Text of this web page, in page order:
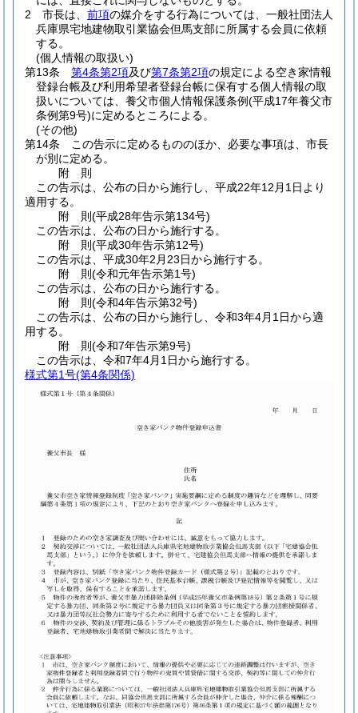
2
市長は、 前項の媒介をする行為については、一般社団法人
兵庫県宅地建物取引業協会但馬支部に所属する会員に依頼
する。
(個人情報の取扱い)
第13条
第4条第2項及び第7条第2項の規定による空き家情報
登録台帳及び利用希望者登録台帳に保有する個人情報の取
扱いについては、養父市個人情報保護条例(平成17年養父市
条例第9号)に定めるところによる。
(その他)
第14条
この告示に定めるもののほか、必要な事項は、市長
が別に定める。
附 則
この告示は、公布の日から施行し、平成22年12月1日より
適用する。
附 則(平成28年告示第134号)
この告示は、公布の日から施行する。
附 則(平成30年告示第12号)
この告示は、平成30年2月23日から施行する。
附 則(令和元年告示第1号)
この告示は、公布の日から施行する。
附 則(令和4年告示第32号)
この告示は、公布の日から施行し、令和3年4月1日から適
用する。
附 則(令和7年告示第9号)
この告示は、令和7年4月1日から施行する。
様式第1号(第4条関係)